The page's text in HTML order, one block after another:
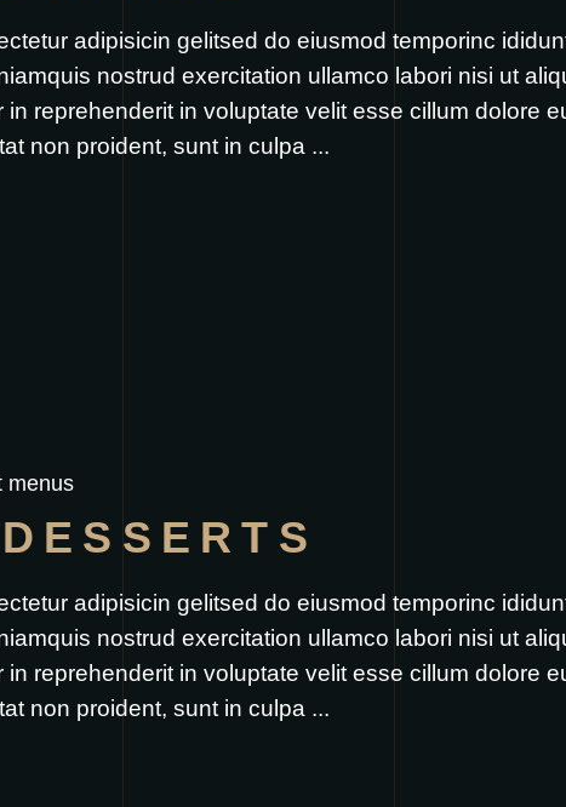
adipisicin gelitsed do eiusmod temporinc
nostrud exercitation ullamco labori nisi ut
reprehenderit in voluptate velit esse cillum dolore
non proident, sunt in culpa
menus
adipisicin gelitsed do eiusmod temporinc
nostrud exercitation ullamco labori nisi ut
reprehenderit in voluptate velit esse cillum dolore
non proident, sunt in culpa